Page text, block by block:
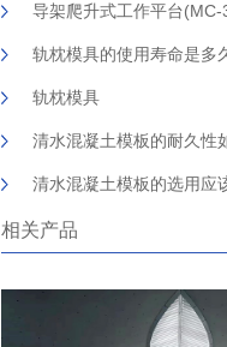
导架爬升式工作平台
轨枕模具的使用寿命是多
轨枕模具
清水混凝土模板的耐久性
清水混凝土模板的选用应
相关产品